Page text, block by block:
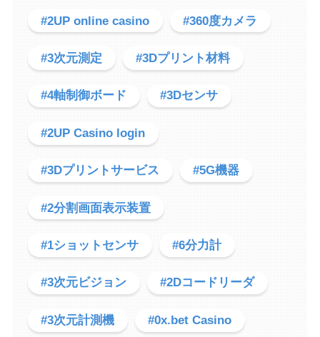
#2UP online casino #360度カメラ
#3次元測定 #3Dプリント材料
#4軸制御ボード #3Dセンサ
#2UP Casino login
#3Dプリントサービス #5G機器
#2分割画面表示装置
#1ショットセンサ #6分力計
#3次元ビジョン #2Dコードリーダ
#3次元計測機 #0x.bet Casino